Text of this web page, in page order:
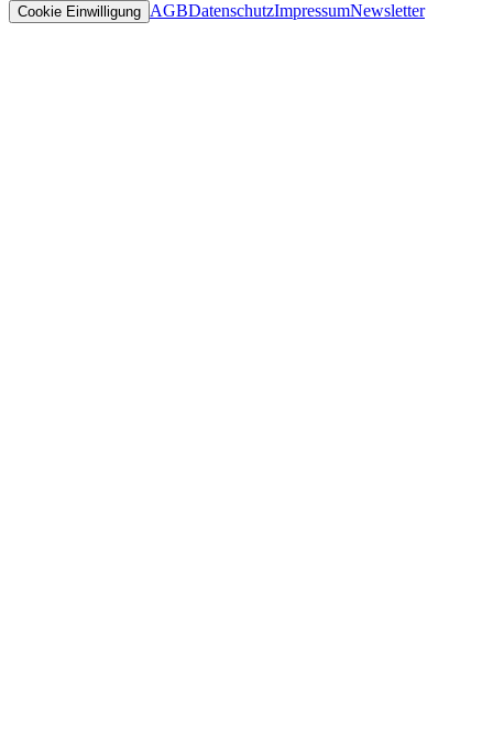
Cookie Einwilligung AGBDatenschutzImpressumNewsletter